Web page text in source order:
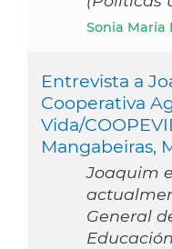
Sonia María
Entrevista a
Cooperativa
Vida/
Mangabeiras,
Joaquim
General